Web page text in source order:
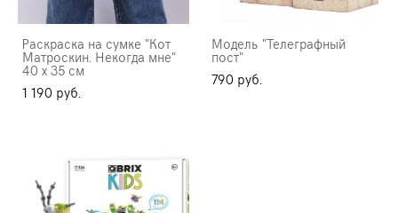
Раскраска на сумке "Кот
Матроскин. Некогда мне"
40 х 35 см
1 190 pуб.
Модель "Телеграфный
пост"
790 pуб.